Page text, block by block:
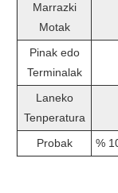
Marrazki
Motak
Pinak edo
Terminalak
Laneko
Tenperatura
Probak %